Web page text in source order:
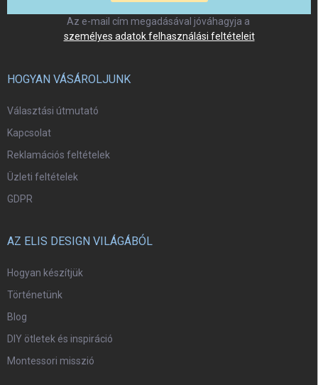
Az e-mail cím megadásával jóváhagyja a
személyes adatok felhasználási feltételeit
HOGYAN VÁSÁROLJUNK
Választási útmutató
Kapcsolat
Reklamációs feltételek
Üzleti feltételek
GDPR
AZ ELIS DESIGN VILÁGÁBÓL
Hogyan készítjük
Történetünk
Blog
DIY ötletek és inspiráció
Montessori misszió